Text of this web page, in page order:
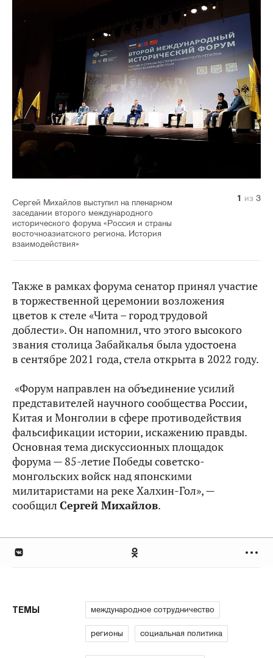
Сергей Михайлов выступил на пленарном
заседании второго международного
исторического форума «Россия и страны
восточноазиатского региона. История
взаимодействия»
1 из 3
2 из 3
3 из 3
Также в рамках форума сенатор принял участие
в торжественной церемонии возложения
цветов к стеле «Чита – город трудовой
доблести». Он напомнил, что этого высокого
звания столица Забайкалья была удостоена
в сентябре 2021 года, стела открыта в 2022 году.
«Форум направлен на объединение усилий
представителей научного сообщества России,
Китая и Монголии в сфере противодействия
фальсификации истории, искажению правды.
Основная тема дискуссионных площадок
форума — 85-летие Победы советско-
монгольских войск над японскими
милитаристами на реке Халхин-Гол», —
сообщил Сергей Михайлов.
ТЕМЫ международное сотрудничество
регионы социальная политика